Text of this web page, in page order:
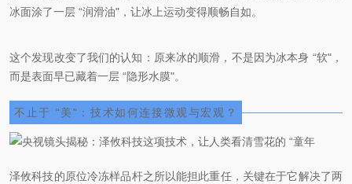
冰面涂了一层 “润滑油"，让冰上运动变得顺畅自如。
这个发现改变了我们的认知：原来冰的顺滑，不是因为冰本身 “软"，
而是表面早已藏着一层 “隐形水膜"。
不止于 “美"：技术如何连接微观与宏观？
泽攸科技的原位冷冻样品杆之所以能担此重任，关键在于它解决了两